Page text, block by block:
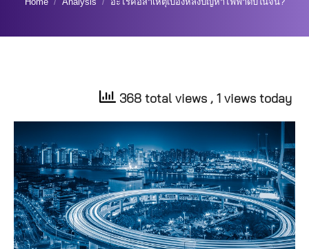
368 total views , 1 views today